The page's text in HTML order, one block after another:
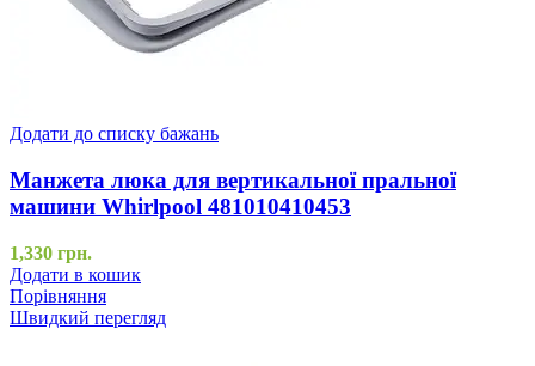
Додати до списку бажань
Манжета люка для вертикальної пральної
машини Whirlpool 481010410453
1,330 грн.
Додати в кошик
Порівняння
Швидкий перегляд